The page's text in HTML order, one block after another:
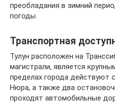
преобладания в зимний
погоды.
Транспортная
Тулун расположен на
магистрали, является
пределах города действуют
Нюра, а также два
проходят автомобильные